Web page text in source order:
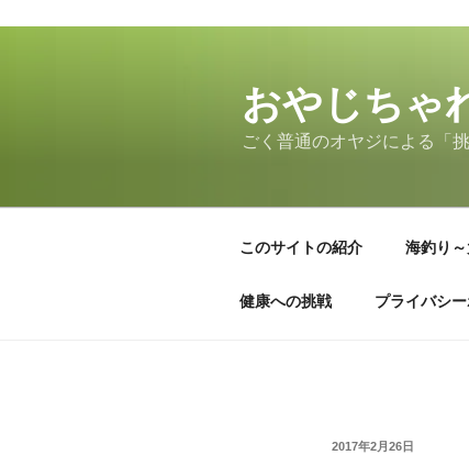
おやじちゃ
ごく普通のオヤジによる「
このサイトの紹介 海釣り
健康への挑戦 プライバシ
投
2017年2月26日